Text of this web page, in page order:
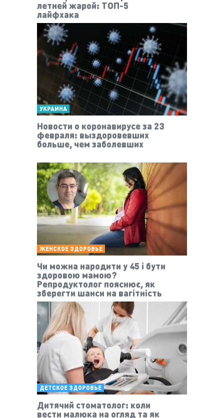
летней жарой: ТОП-5
лайфхака
УКРАИНА
Новости о коронавирусе за 23
февраля: выздоровевших
больше, чем заболевших
ЖЕНСКОЕ ЗДОРОВЬЕ
Чи можна народити у 45 і бути
здоровою мамою?
Репродуктолог пояснює, як
зберегти шанси на вагітність
ДЕТСКОЕ ЗДОРОВЬЕ
Дитячий стоматолог: коли
вести малюка на огляд та як